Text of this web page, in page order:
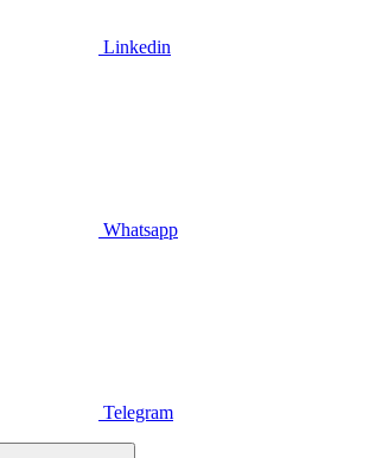
Linkedin
Whatsapp
Telegram